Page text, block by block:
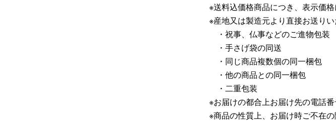
※送料込価格商品につき、表示価格
※産地又は製造元より直接お送り
・祝事、仏事などのご進物包装
・手さげ袋の同送
・同じ商品複数個の同一梱包
・他の商品との同一梱包
・二重包装
※お届けの都合上お届け先の電話番
※商品の性質上、お届け時ご不在